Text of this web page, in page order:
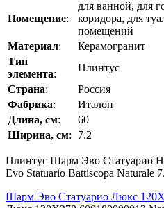
Помещение:
для ванной, для
коридора, для
помещений
Материал:
Керамогранит
Тип
элемента:
Плинтус
Страна:
Россия
Фабрика:
Италон
Длина, см:
60
Ширина, см: 7.2
Плинтус Шарм Эво Статуарио
Evo Statuario Battiscopa Naturale
Шарм Эво Статуарио Люкс